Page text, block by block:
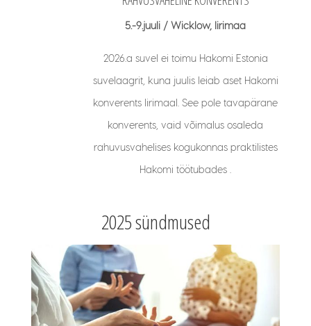
5.-9.juuli / Wicklow, Iirimaa
2026.a suvel ei toimu Hakomi Estonia
suvelaagrit, kuna juulis leiab aset Hakomi
konverents Iirimaal. See pole tavapärane
konverents, vaid võimalus osaleda
rahuvusvahelises kogukonnas praktilistes
Hakomi töötubades .
2025 sündmused